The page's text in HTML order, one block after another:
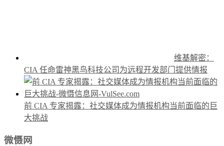
维基解密：
CIA 任命雷神黑鸟科技公司为远程开发部门提供情报
前 CIA 专家揭露：社交媒体成为情报机构当前面临的巨
大挑战
微慑网